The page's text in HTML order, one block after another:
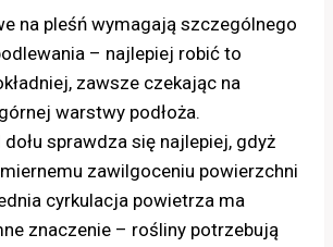
na pleśń wymagają szczególnego
– najlepiej robić to
zawsze czekając na
warstwy podłoża.
sprawdza się najlepiej, gdyż
zawilgoceniu powierzchni
cyrkulacja powietrza ma
znaczenie – rośliny potrzebują